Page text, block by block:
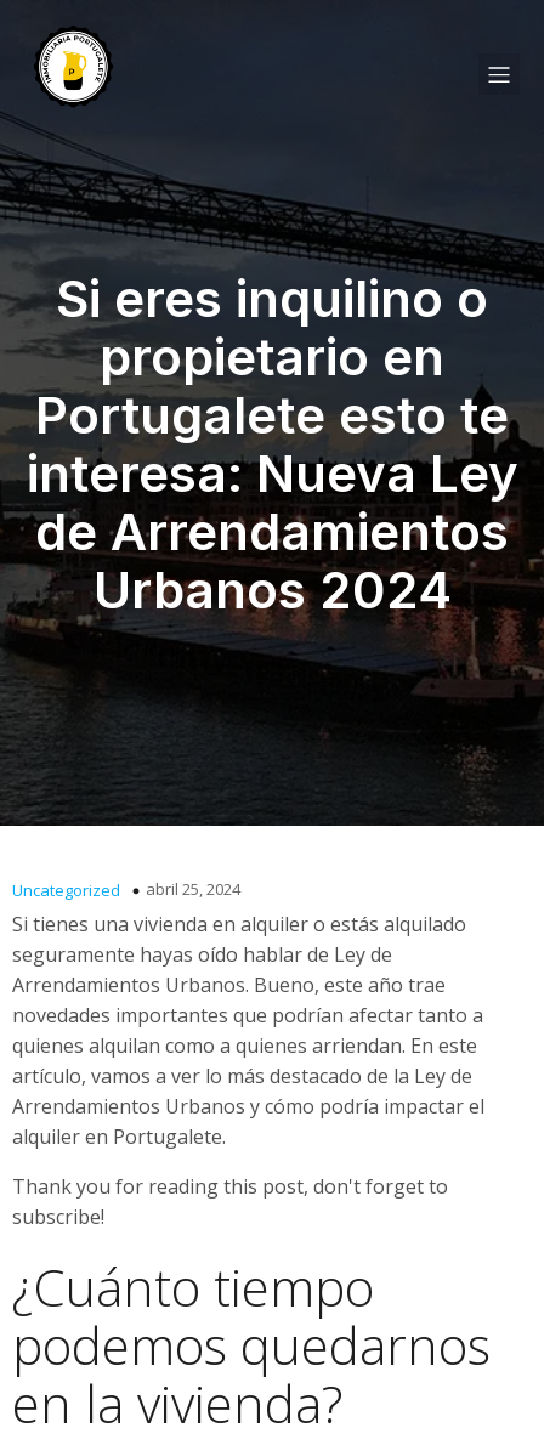
Si eres inquilino o
propietario en
Portugalete esto te
interesa: Nueva Ley
de Arrendamientos
Urbanos 2024
Uncategorized abril 25, 2024
Si tienes una vivienda en alquiler o estás alquilado
seguramente hayas oído hablar de Ley de
Arrendamientos Urbanos. Bueno, este año trae
novedades importantes que podrían afectar tanto a
quienes alquilan como a quienes arriendan. En este
artículo, vamos a ver lo más destacado de la Ley de
Arrendamientos Urbanos y cómo podría impactar el
alquiler en Portugalete.
Thank you for reading this post, don't forget to
subscribe!
¿Cuánto tiempo
podemos quedarnos
en la vivienda?